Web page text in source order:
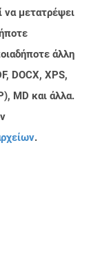
να μετατρέψει
άλλη
DOCX, XPS,
MD και άλλα.
.